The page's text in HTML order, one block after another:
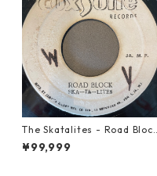
The Skatalites - Road Block
【7-21996】
¥99,999